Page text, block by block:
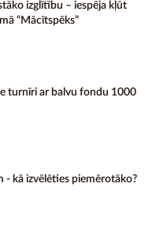
izglītību – iespēja kļūt
“Mācītspēks”
turnīri ar balvu fondu 1000
- kā izvēlēties piemērotāko?